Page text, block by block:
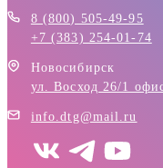
8 (800) 505-49-95
+7 (383) 254-01-74
Новосибирск
ул. Восход 26/1
info.dtg@mail.ru